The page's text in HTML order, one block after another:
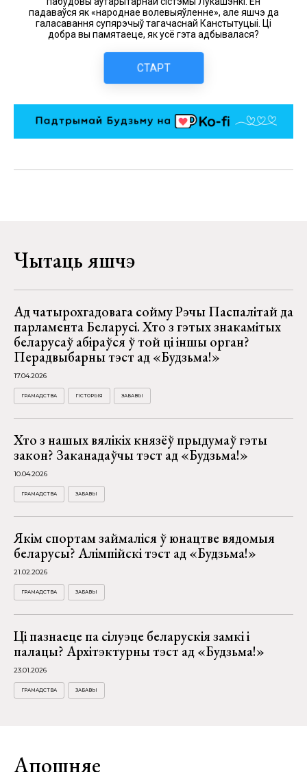
Чытаць яшчэ
Ад чатырохгадовага сойму Рэчы Паспалітай да
парламента Беларусі. Хто з гэтых знакамітых
беларусаў абіраўся ў той ці іншы орган?
Перадвыбарны тэст ад «Будзьма!»
17.04.2026
ГРАМАДСТВА ГІСТОРЫЯ ЗАБАВЫ
Хто з нашых вялікіх князёў прыдумаў гэты
закон? Заканадаўчы тэст ад «Будзьма!»
10.04.2026
ГРАМАДСТВА ЗАБАВЫ
Якім спортам займаліся ў юнацтве вядомыя
беларусы? Алімпійскі тэст ад «Будзьма!»
21.02.2026
ГРАМАДСТВА ЗАБАВЫ
Ці пазнаеце па сілуэце беларускія замкі і
палацы? Архітэктурны тэст ад «Будзьма!»
23.01.2026
ГРАМАДСТВА ЗАБАВЫ
Апошняе